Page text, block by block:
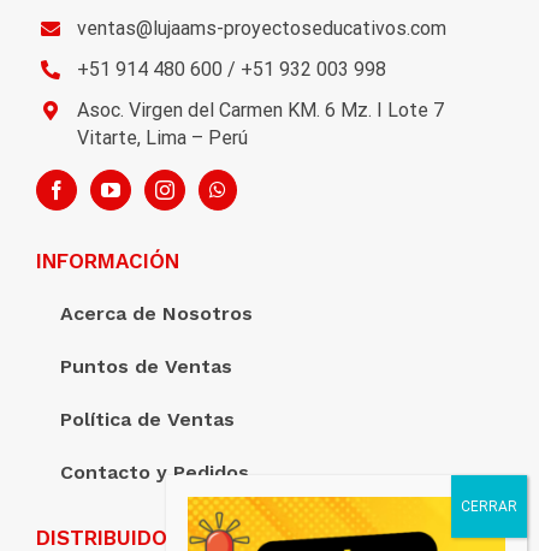
ventas@lujaams-proyectoseducativos.com
+51 914 480 600 / +51 932 003 998
Asoc. Virgen del Carmen KM. 6 Mz. I Lote 7
Vitarte, Lima – Perú
INFORMACIÓN
Acerca de Nosotros
Puntos de Ventas
Política de Ventas
Contacto y Pedidos
DISTRIBUIDORA LUJAAM’S